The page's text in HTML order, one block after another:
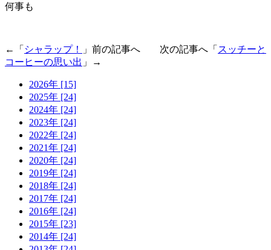
何事も
←「 シャラップ！ 」前の記事へ 次の記事へ「 スッチーと
コーヒーの思い出 」→
2026年 [15]
2025年 [24]
2024年 [24]
2023年 [24]
2022年 [24]
2021年 [24]
2020年 [24]
2019年 [24]
2018年 [24]
2017年 [24]
2016年 [24]
2015年 [23]
2014年 [24]